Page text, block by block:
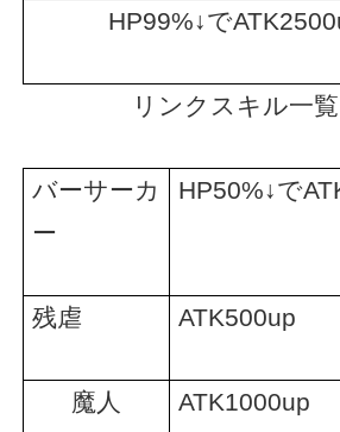
HP99%↓で
リンクスキル一覧
バーサーカ
ー
HP50%↓で
残虐 ATK500up
魔人 ATK1000up